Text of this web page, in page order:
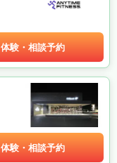
体験・相談予約
体験・相談予約